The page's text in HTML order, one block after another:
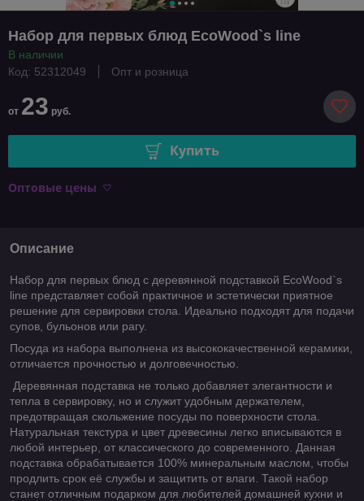
Набор для первых блюд EcoWood`s line
В наличии
Код: 52312049
Опт и розница
от 23 руб.
Купить
Оптовые цены
Описание
Набор для первых блюд с деревянной подставкой EcoWood`s
line представляет собой практичное и эстетически приятное
решение для сервировки стола. Идеально подходят для подачи
супов, бульонов или рагу.
Посуда из набора выполнена из высококачественной керамики,
отличается прочностью и долговечностью.
Деревянная подставка не только добавляет элегантности и
тепла в сервировку, но и служит удобным держателем,
предотвращая скольжение посуды по поверхности стола.
Натуральная текстура и цвет древесины легко вписываются в
любой интерьер, от классического до современного. Данная
подставка обрабатывается 100% минеральным маслом, чтобы
продлить срок её службы и защитить от влаги. Такой набор
станет отличным подарком для любителей домашней кухни и